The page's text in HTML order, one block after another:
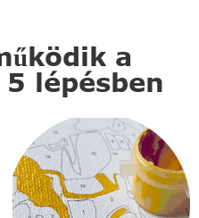
a
lépésben